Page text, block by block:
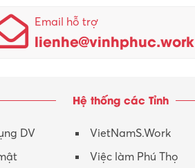
Nhân viên thu mua
Nhân viên CSKH
Phục vụ khác
Promotion Girl (PG)
KCN Sông Lô I
KCN Tam Dương
Email hỗ trợ
lienhe@vinhphuc.work
DV
Hệ thống các Tỉnh
VietNamS.Work
Việc làm Phú Thọ